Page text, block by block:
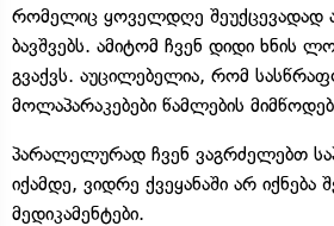
რომელიც ყოველდღე შეუქცევადად
ბავშვებს. ამიტომ ჩვენ დიდი ხნის
გვაქვს. აუცილებელია, რომ
მოლაპარაკებები წამლების
პარალელურად ჩვენ ვაგრძელებთ
იქამდე, ვიდრე ქვეყანაში არ იქნება
მედიკამენტები.